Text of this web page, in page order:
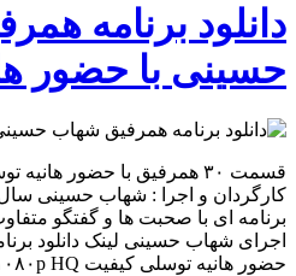
دانلود برنامه
حسینی با حضور
قسمت ۳۰ همرفیق با حضور
برنامه ای با صحبت ها و گفتگو
حضور هانیه توسلی کیفیت ۱۰۸۰p HQ